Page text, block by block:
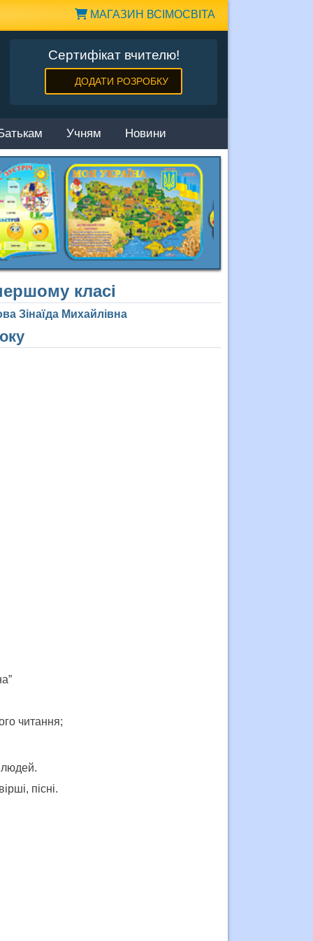
МАГАЗИН ВСІМОСВІТА
Сертифікат вчителю!
ДОДАТИ РОЗРОБКУ
Учням Новини
класі
Зінаїда Михайлівна
читання;
людей.
пісні.